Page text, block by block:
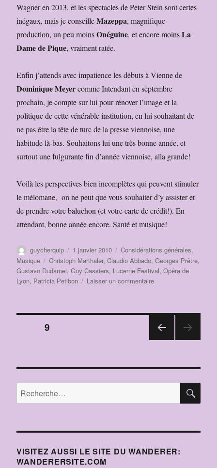
Wagner en 2013, et les spectacles de Peter Stein sont certes
inégaux, mais je conseilleMazeppa, magnifique
production, un peu moinsOnéguine, et encore moinsLa
Dame de Pique, vraiment ratée.
Enfin j’attends avec impatience les débuts à Vienne de
Dominique Meyercomme Intendant en septembre
prochain, je compte sur lui pour rénover l’image et la
politique de cette vénérable institution, en lui souhaitant de
ne pas être la tête de turc de la presse viennoise, une
habitude là-bas. Souhaitons lui une très bonne année, et
surtout une fulgurante fin d’année viennoise, alla grande!
Voilà les perspectives bien incomplètes qui peuvent stimuler
le mélomane, on ne peut que vous souhaiter d’y assister et
de prendre votre baluchon (et votre carte de crédit!). En
attendant, bonne année encore. Santé et musique!
Auteur
guycherquip
Publié
le
1 janvier 2010 Catégories
Considérations générales,
Musique
Étiquettes
Christoph Marthaler,Claudio Abbado,Georges Prêtre,
Gustavo Dudamel,Guy Cassiers, Lucerne Festival,Opéra de
Lyon, Patricia Petibon Laisser un commentairesur
2010!
spectacles
attirants….
Pagination
publications
CÉD
ENT
E
PAGE9
Recherche
pour :
VISITEZ AUSSI LE SITE DU WANDERER:
WANDERERSITE.COM